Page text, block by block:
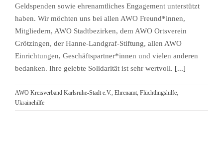
Geldspenden sowie ehrenamtliches Engagement unterstützt
haben. Wir möchten uns bei allen AWO Freund*innen,
Mitgliedern, AWO Stadtbezirken, dem AWO Ortsverein
Grötzingen, der Hanne-Landgraf-Stiftung, allen AWO
Einrichtungen, Geschäftspartner*innen und vielen anderen
bedanken. Ihre gelebte Solidarität ist sehr wertvoll. [...]
AWO Kreisverband Karlsruhe-Stadt e.V., Ehrenamt, Flüchtlingshilfe,
Ukrainehilfe